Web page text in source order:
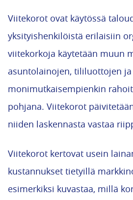
Viitekorot ovat käytössä
yksityishenkilöistä erilaisiin
viitekorkoja käytetään muun
asuntolainojen, tililuottojen ja
monimutkaisempienkin
pohjana. Viitekorot
niiden laskennasta vastaa
Viitekorot kertovat usein
kustannukset tietyillä
esimerkiksi kuvastaa, millä